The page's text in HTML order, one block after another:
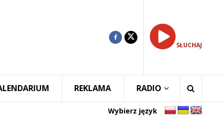
SŁUCHAJ
REKLAMA RADIO
Wybierz język